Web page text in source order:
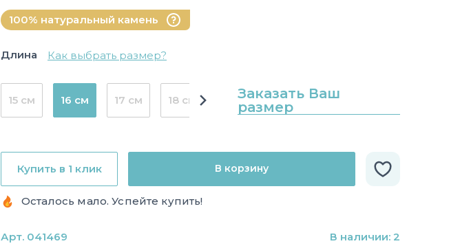
100% натуральный камень
Длина Как выбрать размер?
15 см 16 см 17 см 18 см
Заказать Ваш
размер
Купить в 1 клик В корзину
Осталось мало. Успейте купить!
Арт. 041469 В наличии: 2